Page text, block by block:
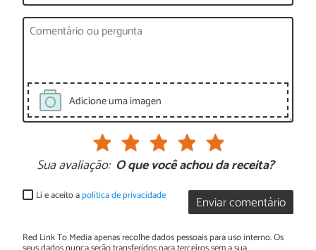
Adicione uma imagen
Sua avaliação: O que você achou da receita?
Enviar comentário
Li e aceito apolítica de privacidade
Red Link To Media apenas recolhe dados pessoais para uso interno. Os